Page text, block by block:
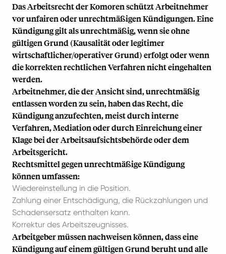
Das Arbeitsrecht der Komoren schützt Arbeitnehmer
vor unfairen oder unrechtmäßigen Kündigungen. Eine
Kündigung gilt als unrechtmäßig, wenn sie ohne
gültigen Grund (Kausalität oder legitimer
wirtschaftlicher/operativer Grund) erfolgt oder wenn
die korrekten rechtlichen Verfahren nicht eingehalten
werden.
Arbeitnehmer, die der Ansicht sind, unrechtmäßig
entlassen worden zu sein, haben das Recht, die
Kündigung anzufechten, meist durch interne
Verfahren, Mediation oder durch Einreichung einer
Klage bei der Arbeitsaufsichtsbehörde oder dem
Arbeitsgericht.
Rechtsmittel gegen unrechtmäßige Kündigung
können umfassen:
Wiedereinstellung in die Position.
Zahlung einer Entschädigung, die Rückzahlungen und
Schadensersatz enthalten kann.
Korrektur des Arbeitszeugnisses.
Arbeitgeber müssen nachweisen können, dass eine
Kündigung auf einem gültigen Grund beruht und alle